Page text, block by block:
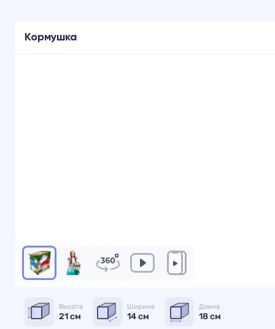
Кормушка
Высота
21 см
Ширина
14 см
Длина
18 см